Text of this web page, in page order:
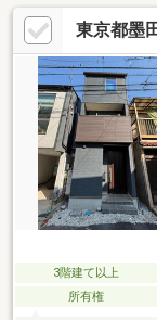
スペース完備：1階
な2階LDK：約11.9
■豊富な収納力：各
優れた住環境：2
も充実＜ハウスプ
お気軽にお問合せ下
東京都墨
3階建て以上
所有権